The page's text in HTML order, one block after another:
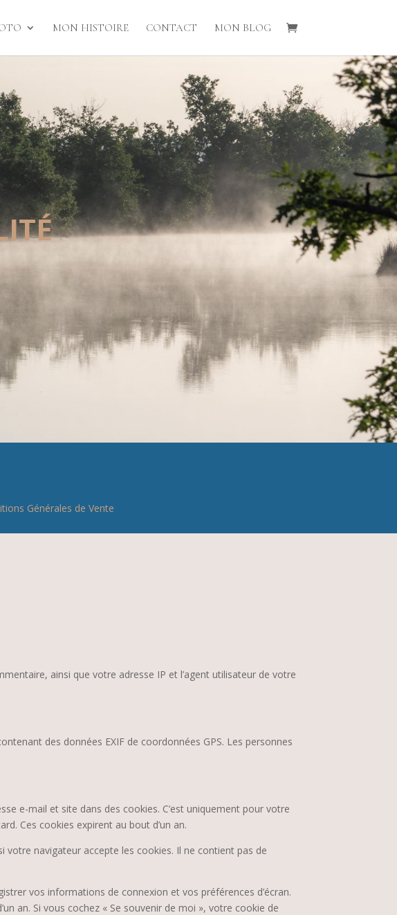
MON HISTOIRE CONTACT MON BLOG
Générales de Vente
ainsi que votre adresse IP et l’agent utilisateur de votre
des données EXIF de coordonnées GPS. Les personnes
e-mail et site dans des cookies. C’est uniquement pour votre
Ces cookies expirent au bout d’un an.
navigateur accepte les cookies. Il ne contient pas de
vos informations de connexion et vos préférences d’écran.
an. Si vous cochez « Se souvenir de moi », votre cookie de